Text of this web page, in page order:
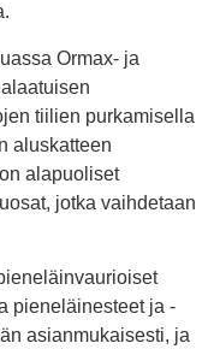
Ormax- ja
tiilien purkamisella
aluskatteen
alapuoliset
jotka vaihdetaan
pieneläinesteet ja -
asianmukaisesti, ja